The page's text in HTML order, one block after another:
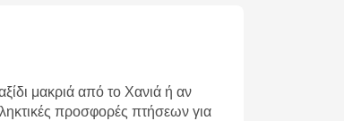
μακριά από το Χανιά ή αν
προσφορές πτήσεων για